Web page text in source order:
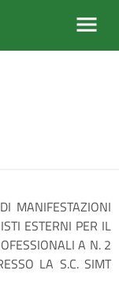
MANIFESTAZIONI
ESTERNI PER IL
A N. 2
LA S.C. SIMT